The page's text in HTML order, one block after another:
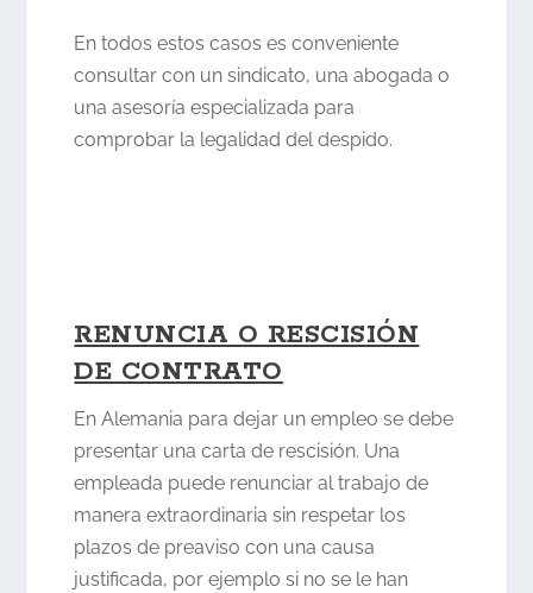
En todos estos casos es conveniente
consultar con un sindicato, una abogada o
una asesoría especializada para
comprobar la legalidad del despido.
RENUNCIA O RESCISIÓN
DE CONTRATO
En Alemania para dejar un empleo se debe
presentar una carta de rescisión. Una
empleada puede renunciar al trabajo de
manera extraordinaria sin respetar los
plazos de preaviso con una causa
justificada, por ejemplo si no se le han